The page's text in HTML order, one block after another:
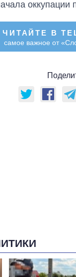
оккупации
ЧИТАЙТЕ В
самое важное от